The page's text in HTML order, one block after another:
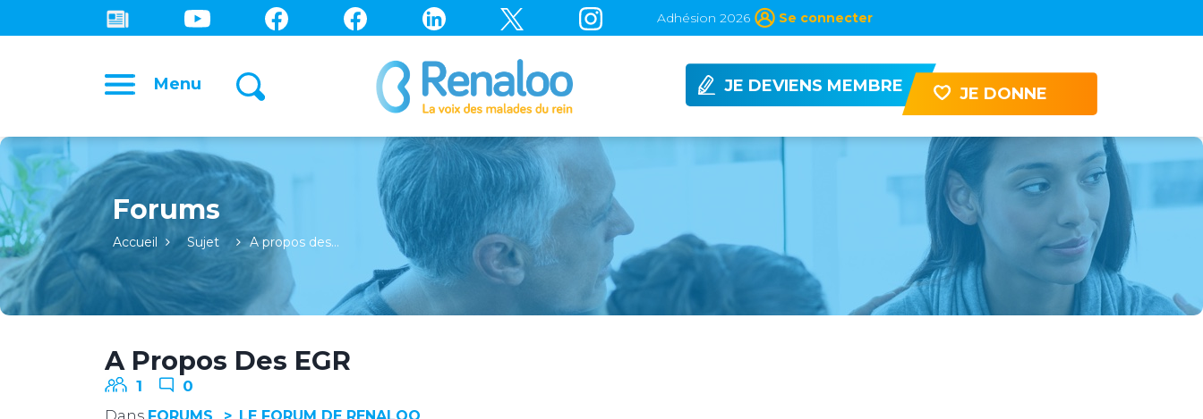
Adhésion 2026 Se connecter
Menu JE DEVIENS MEMBRE JE DONNE
Forums
Accueil Sujet A propos des…
A Propos Des EGR
1 0